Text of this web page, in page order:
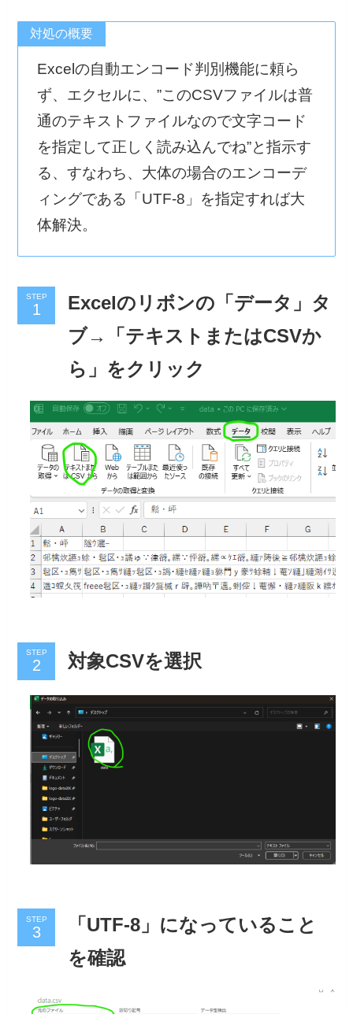
対処の概要
Excelの自動エンコード判別機能に頼ら
ず、エクセルに、”このCSVファイルは普
通のテキストファイルなので文字コード
を指定して正しく読み込んでね”と指示す
る、すなわち、大体の場合のエンコーデ
ィングである「UTF-8」を指定すれば大
体解決。
STEP
Excelのリボンの「データ」タ
ブ→「テキストまたはCSVか
ら」をクリック
STEP 対象CSVを選択
STEP
「UTF-8」になっていること
を確認